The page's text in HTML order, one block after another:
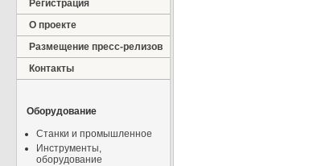
Регистрация
О проекте
Размещение пресс-релизов
Контакты
Оборудование
Станки и промышленное
Инструменты,
оборудование